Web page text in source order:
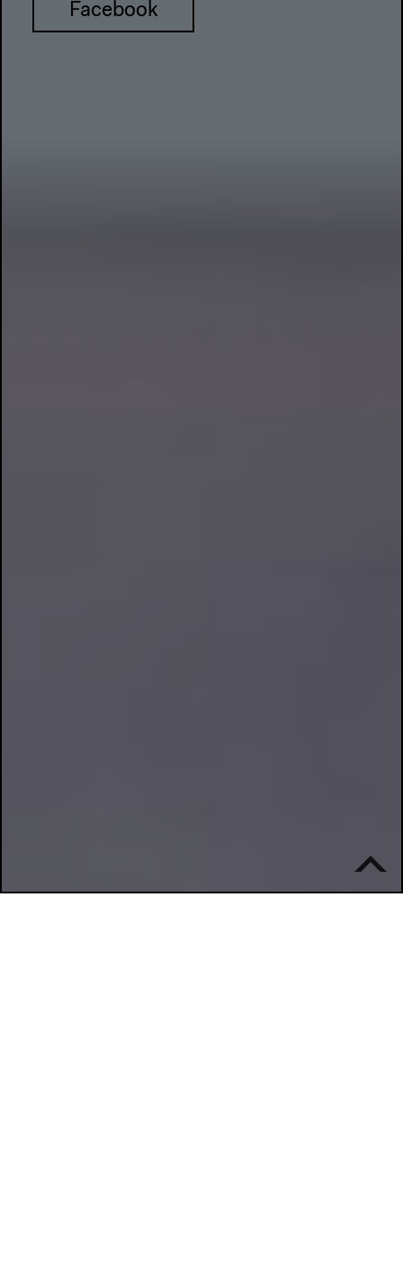
Facebook